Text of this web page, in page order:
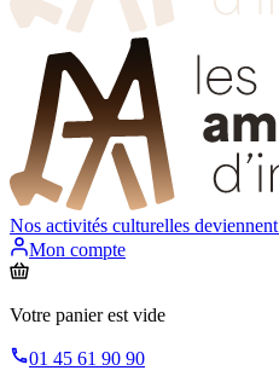
Nos activités culturelles deviennent
Mon compte
Votre panier est vide
01 45 61 90 90